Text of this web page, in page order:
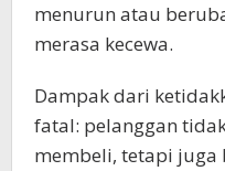
menurun atau
merasa kecewa.
Dampak dari
fatal: pelanggan
membeli, tetapi juga